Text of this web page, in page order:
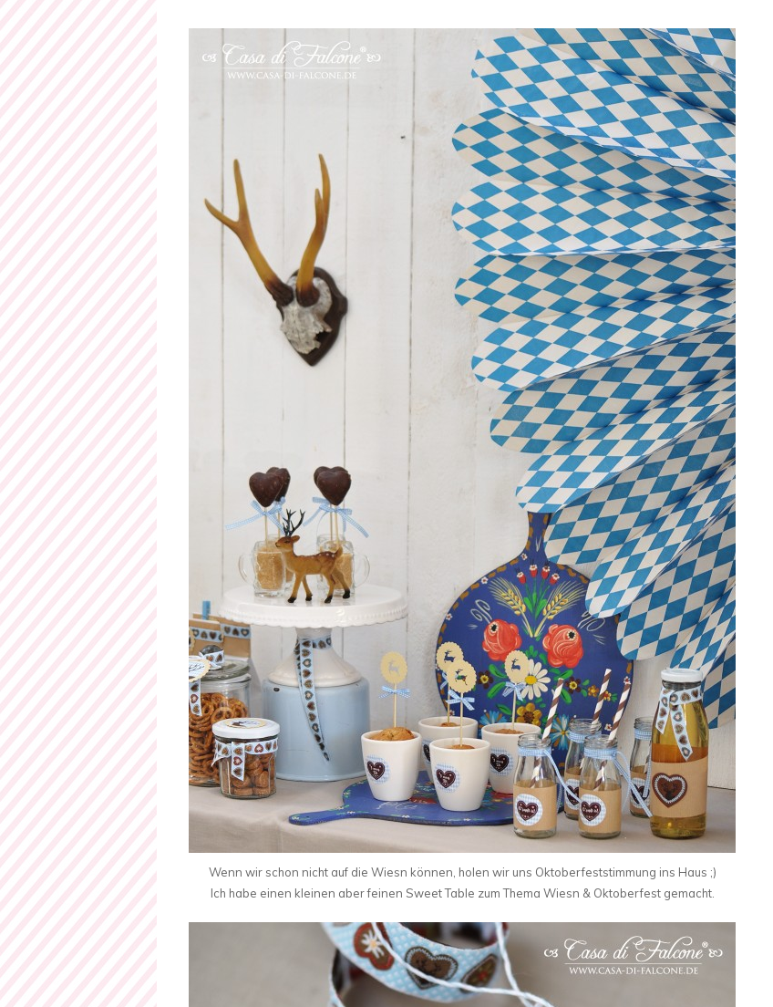
Wenn wir schon nicht auf die Wiesn können, holen wir uns Oktoberfeststimmung ins Haus ;)
Ich habe einen kleinen aber feinen Sweet Table zum Thema Wiesn & Oktoberfest gemacht.